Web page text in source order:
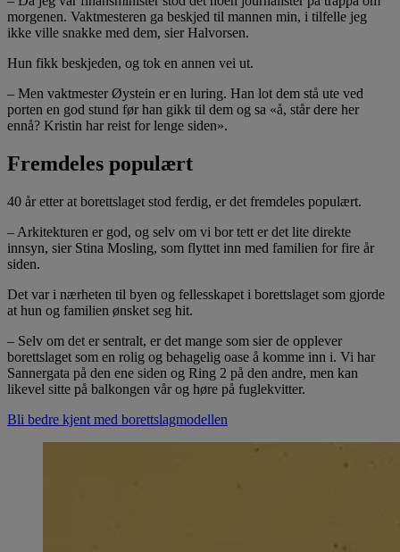
morgenen. Vaktmesteren ga beskjed til mannen min, i tilfelle jeg
ikke ville snakke med dem, sier Halvorsen.
Hun fikk beskjeden, og tok en annen vei ut.
– Men vaktmester Øystein er en luring. Han lot dem stå ute ved
porten en god stund før han gikk til dem og sa «å, står dere her
ennå? Kristin har reist for lenge siden».
Fremdeles populært
40 år etter at borettslaget stod ferdig, er det fremdeles populært.
– Arkitekturen er god, og selv om vi bor tett er det lite direkte
innsyn, sier Stina Mosling, som flyttet inn med familien for fire år
siden.
Det var i nærheten til byen og fellesskapet i borettslaget som gjorde
at hun og familien ønsket seg hit.
– Selv om det er sentralt, er det mange som sier de opplever
borettslaget som en rolig og behagelig oase å komme inn i. Vi har
Sannergata på den ene siden og Ring 2 på den andre, men kan
likevel sitte på balkongen vår og høre på fuglekvitter.
Bli bedre kjent med borettslagmodellen